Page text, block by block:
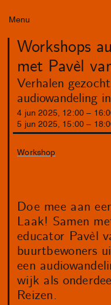
Menu
Workshops
met Pavèl
Verhalen
audiowandeling
4 jun 2025 12 :00 16 :
5 jun 2025 15 :00 18 :
Workshop
Doe mee aan
Laak! Samen
educator Pavèl
buurtbewoners
een
wijk als
Reizen.